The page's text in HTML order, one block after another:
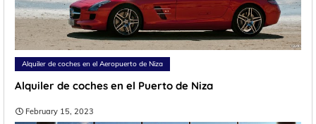
Alquiler de coches en el Aeropuerto de Niza
Alquiler de coches en el Puerto de Niza
February 15, 2023